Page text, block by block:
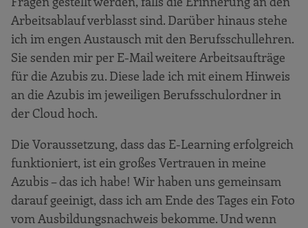
Arbeitsablauf verblasst sind. Darüber hinaus stehe
ich im engen Austausch mit den Berufsschullehren.
Sie senden mir per E-Mail weitere Arbeitsaufträge
für die Azubis zu. Diese lade ich mit einem Hinweis
an die Azubis im jeweiligen Berufsschulordner in
der Cloud hoch.
Die Voraussetzung, dass das E-Learning erfolgreich
funktioniert, ist ein großes Vertrauen in meine
Azubis – das ich habe! Wir haben uns gemeinsam
darauf geeinigt, dass ich am Ende des Tages ein Foto
vom Ausbildungsnachweis bekomme. Und wenn